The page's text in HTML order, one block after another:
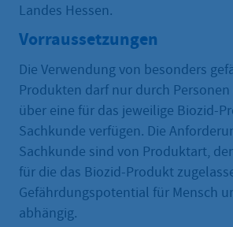
Landes Hessen.
Vorraussetzungen
Die Verwendung von besonders
Produkten darf nur durch
über eine für das jeweilige Biozid-
Sachkunde verfügen. Die
Sachkunde sind von Produktart,
für die das Biozid-Produkt
Gefährdungspotential für Mensch
abhängig.